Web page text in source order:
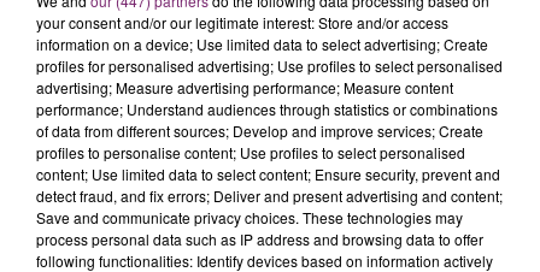
your consent and/or our legitimate interest: Store and/or access
information on a device; Use limited data to select advertising; Create
profiles for personalised advertising; Use profiles to select personalised
advertising; Measure advertising performance; Measure content
performance; Understand audiences through statistics or combinations
of data from different sources; Develop and improve services; Create
profiles to personalise content; Use profiles to select personalised
content; Use limited data to select content; Ensure security, prevent and
detect fraud, and fix errors; Deliver and present advertising and content;
Save and communicate privacy choices. These technologies may
process personal data such as IP address and browsing data to offer
following functionalities: Identify devices based on information actively